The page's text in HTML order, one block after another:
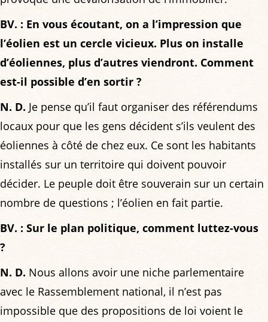
BV. : En vous écoutant, on a l’impression que
l’éolien est un cercle vicieux. Plus on installe
d’éoliennes, plus d’autres viendront. Comment
est-il possible d’en sortir ?
N. D. Je pense qu’il faut organiser des référendums
locaux pour que les gens décident s’ils veulent des
éoliennes à côté de chez eux. Ce sont les habitants
installés sur un territoire qui doivent pouvoir
décider. Le peuple doit être souverain sur un certain
nombre de questions ; l’éolien en fait partie.
BV. : Sur le plan politique, comment luttez-vous
?
N. D. Nous allons avoir une niche parlementaire
avec le Rassemblement national, il n’est pas
impossible que des propositions de loi voient le